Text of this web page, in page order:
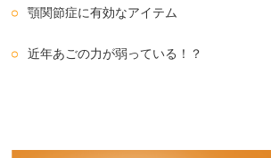
顎関節症に有効なアイテム
近年あごの力が弱っている！？